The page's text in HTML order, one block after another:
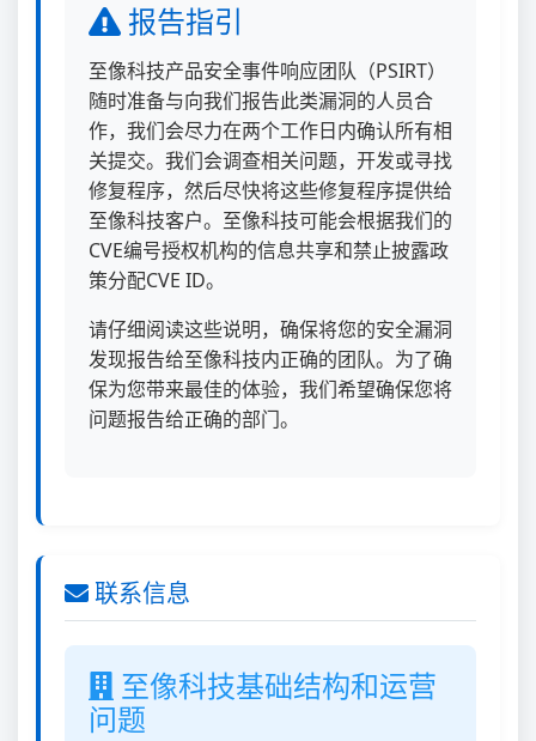
报告指引
至像科技产品安全事件响应团队（PSIRT）
随时准备与向我们报告此类漏洞的人员合
作，我们会尽力在两个工作日内确认所有相
关提交。我们会调查相关问题，开发或寻找
修复程序，然后尽快将这些修复程序提供给
至像科技客户。至像科技可能会根据我们的
CVE编号授权机构的信息共享和禁止披露政
策分配CVE ID。
请仔细阅读这些说明，确保将您的安全漏洞
发现报告给至像科技内正确的团队。为了确
保为您带来最佳的体验，我们希望确保您将
问题报告给正确的部门。
联系信息
至像科技基础结构和运营
问题